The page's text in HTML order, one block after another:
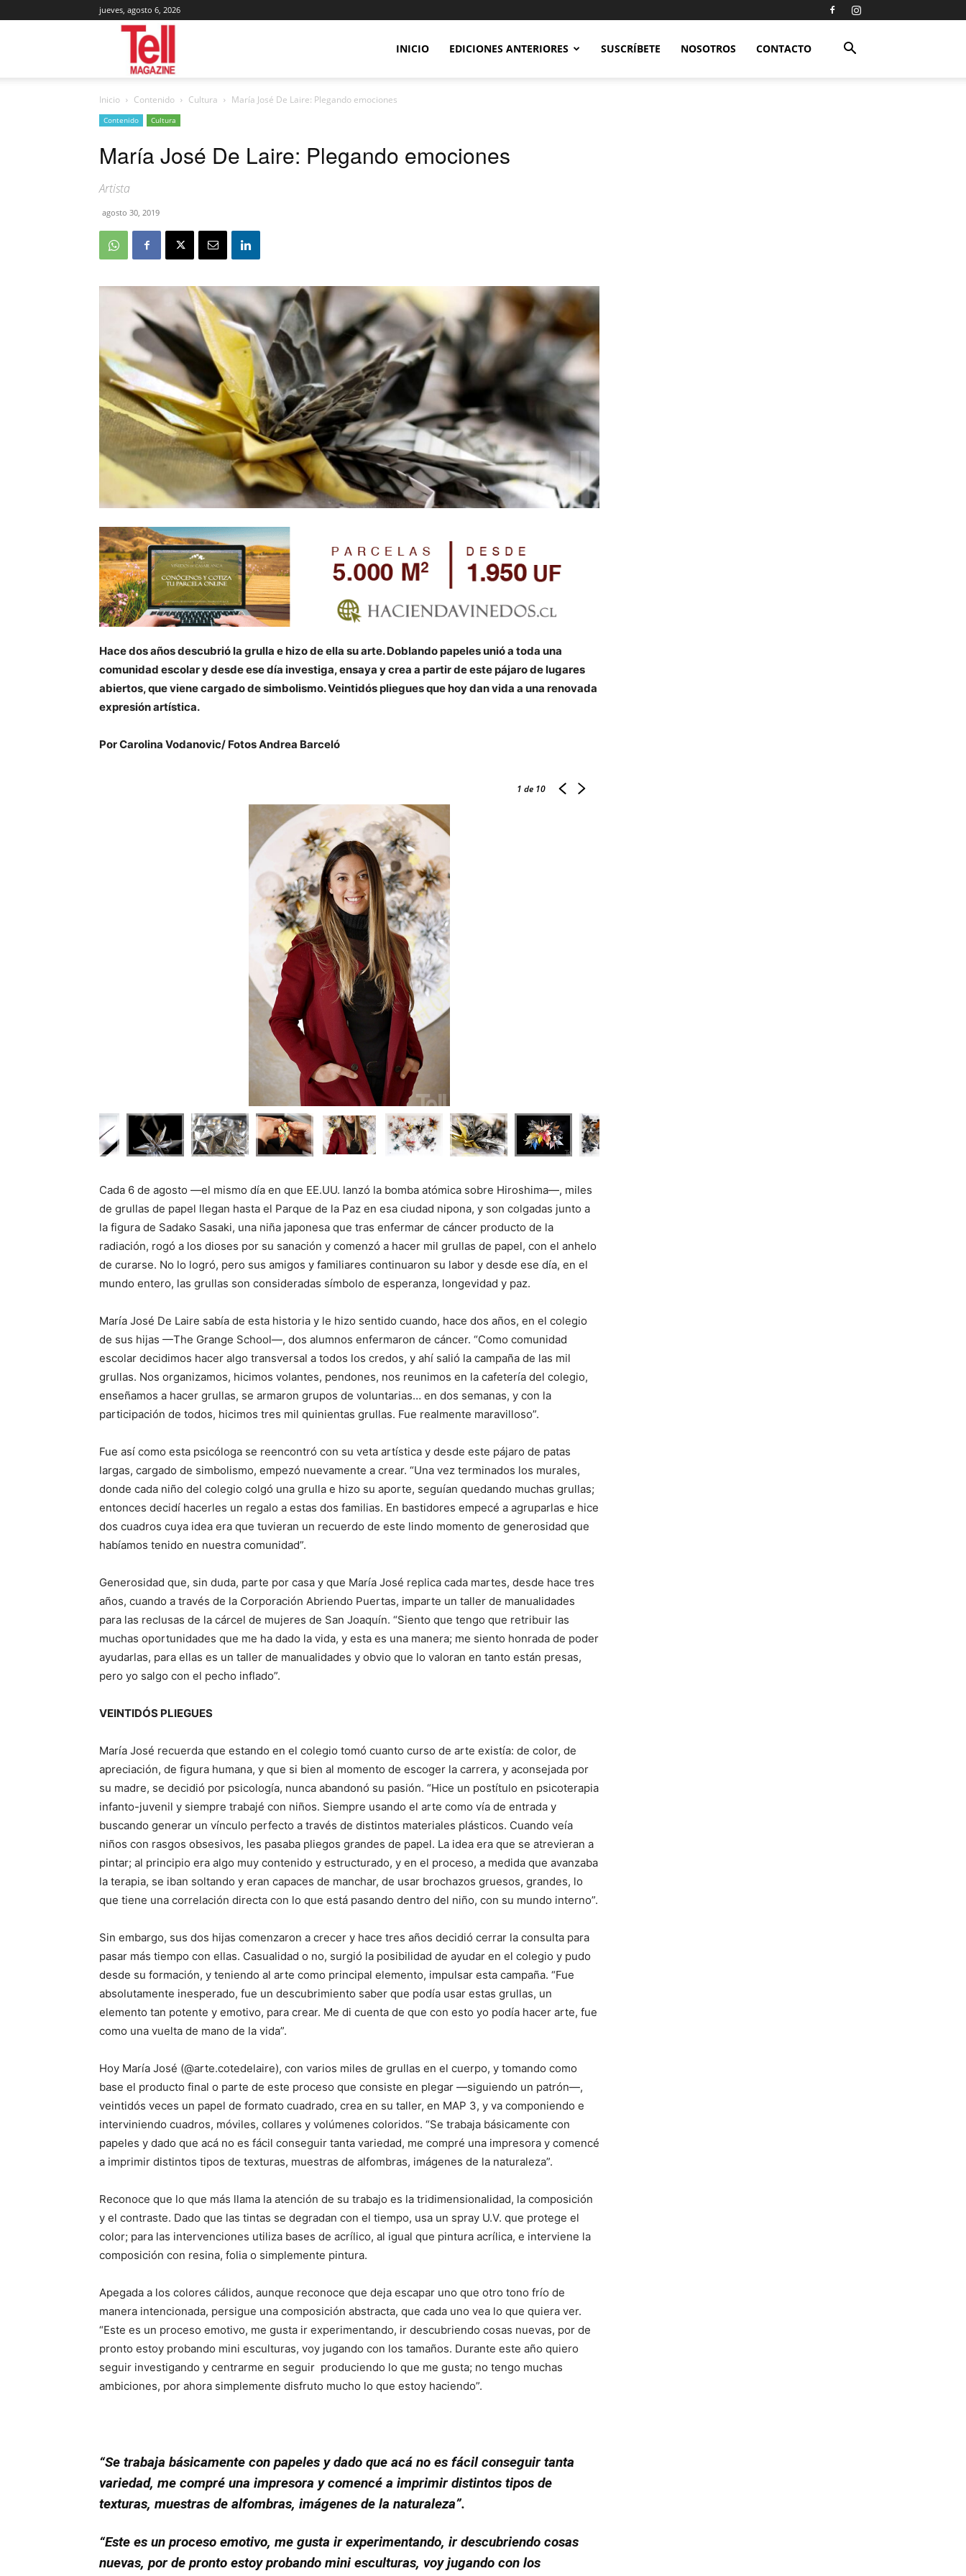
jueves, agosto 6, 2026
Magazine
INICIO EDICIONES ANTERIORES SUSCRÍBETE NOSOTROS CONTACTO
Inicio Contenido Cultura María José De Laire: Plegando emociones
Contenido Cultura
María José De Laire: Plegando emociones
Artista
agosto 30, 2019
Hace dos años descubrió la grulla e hizo de ella su arte. Doblando papeles unió a toda una
comunidad escolar y desde ese día investiga, ensaya y crea a partir de este pájaro de lugares
abiertos, que viene cargado de simbolismo. Veintidós pliegues que hoy dan vida a una renovada
expresión artística.
Por Carolina Vodanovic/ Fotos Andrea Barceló
1 de 10
Cada 6 de agosto —el mismo día en que EE.UU. lanzó la bomba atómica sobre Hiroshima—, miles
de grullas de papel llegan hasta el Parque de la Paz en esa ciudad nipona, y son colgadas junto a
la figura de Sadako Sasaki, una niña japonesa que tras enfermar de cáncer producto de la
radiación, rogó a los dioses por su sanación y comenzó a hacer mil grullas de papel, con el anhelo
de curarse. No lo logró, pero sus amigos y familiares continuaron su labor y desde ese día, en el
mundo entero, las grullas son consideradas símbolo de esperanza, longevidad y paz.
María José De Laire sabía de esta historia y le hizo sentido cuando, hace dos años, en el colegio
de sus hijas —The Grange School—, dos alumnos enfermaron de cáncer. “Como comunidad
escolar decidimos hacer algo transversal a todos los credos, y ahí salió la campaña de las mil
grullas. Nos organizamos, hicimos volantes, pendones, nos reunimos en la cafetería del colegio,
enseñamos a hacer grullas, se armaron grupos de voluntarias… en dos semanas, y con la
participación de todos, hicimos tres mil quinientas grullas. Fue realmente maravilloso”.
Fue así como esta psicóloga se reencontró con su veta artística y desde este pájaro de patas
largas, cargado de simbolismo, empezó nuevamente a crear. “Una vez terminados los murales,
donde cada niño del colegio colgó una grulla e hizo su aporte, seguían quedando muchas grullas;
entonces decidí hacerles un regalo a estas dos familias. En bastidores empecé a agruparlas e hice
dos cuadros cuya idea era que tuvieran un recuerdo de este lindo momento de generosidad que
habíamos tenido en nuestra comunidad”.
Generosidad que, sin duda, parte por casa y que María José replica cada martes, desde hace tres
años, cuando a través de la Corporación Abriendo Puertas, imparte un taller de manualidades
para las reclusas de la cárcel de mujeres de San Joaquín. “Siento que tengo que retribuir las
muchas oportunidades que me ha dado la vida, y esta es una manera; me siento honrada de poder
ayudarlas, para ellas es un taller de manualidades y obvio que lo valoran en tanto están presas,
pero yo salgo con el pecho inflado”.
VEINTIDÓS PLIEGUES
María José recuerda que estando en el colegio tomó cuanto curso de arte existía: de color, de
apreciación, de figura humana, y que si bien al momento de escoger la carrera, y aconsejada por
su madre, se decidió por psicología, nunca abandonó su pasión. “Hice un postítulo en psicoterapia
infanto-juvenil y siempre trabajé con niños. Siempre usando el arte como vía de entrada y
buscando generar un vínculo perfecto a través de distintos materiales plásticos. Cuando veía
niños con rasgos obsesivos, les pasaba pliegos grandes de papel. La idea era que se atrevieran a
pintar; al principio era algo muy contenido y estructurado, y en el proceso, a medida que avanzaba
la terapia, se iban soltando y eran capaces de manchar, de usar brochazos gruesos, grandes, lo
que tiene una correlación directa con lo que está pasando dentro del niño, con su mundo interno”.
Sin embargo, sus dos hijas comenzaron a crecer y hace tres años decidió cerrar la consulta para
pasar más tiempo con ellas. Casualidad o no, surgió la posibilidad de ayudar en el colegio y pudo
desde su formación, y teniendo al arte como principal elemento, impulsar esta campaña. “Fue
absolutamente inesperado, fue un descubrimiento saber que podía usar estas grullas, un
elemento tan potente y emotivo, para crear. Me di cuenta de que con esto yo podía hacer arte, fue
como una vuelta de mano de la vida”.
Hoy María José (@arte.cotedelaire), con varios miles de grullas en el cuerpo, y tomando como
base el producto final o parte de este proceso que consiste en plegar —siguiendo un patrón—,
veintidós veces un papel de formato cuadrado, crea en su taller, en MAP 3, y va componiendo e
interviniendo cuadros, móviles, collares y volúmenes coloridos. “Se trabaja básicamente con
papeles y dado que acá no es fácil conseguir tanta variedad, me compré una impresora y comencé
a imprimir distintos tipos de texturas, muestras de alfombras, imágenes de la naturaleza”.
Reconoce que lo que más llama la atención de su trabajo es la tridimensionalidad, la composición
y el contraste. Dado que las tintas se degradan con el tiempo, usa un spray U.V. que protege el
color; para las intervenciones utiliza bases de acrílico, al igual que pintura acrílica, e interviene la
composición con resina, folia o simplemente pintura.
Apegada a los colores cálidos, aunque reconoce que deja escapar uno que otro tono frío de
manera intencionada, persigue una composición abstracta, que cada uno vea lo que quiera ver.
“Este es un proceso emotivo, me gusta ir experimentando, ir descubriendo cosas nuevas, por de
pronto estoy probando mini esculturas, voy jugando con los tamaños. Durante este año quiero
seguir investigando y centrarme en seguir produciendo lo que me gusta; no tengo muchas
ambiciones, por ahora simplemente disfruto mucho lo que estoy haciendo”.
“Se trabaja básicamente con papeles y dado que acá no es fácil conseguir tanta
variedad, me compré una impresora y comencé a imprimir distintos tipos de
texturas, muestras de alfombras, imágenes de la naturaleza”.
“Este es un proceso emotivo, me gusta ir experimentando, ir descubriendo cosas
nuevas, por de pronto estoy probando mini esculturas, voy jugando con los